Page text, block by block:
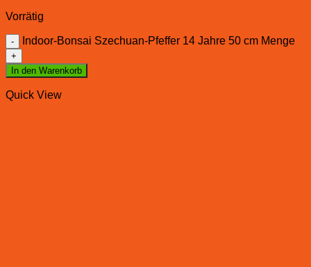
Vorrätig
Indoor-Bonsai Szechuan-Pfeffer 14 Jahre 50 cm Menge
In den Warenkorb
Quick View